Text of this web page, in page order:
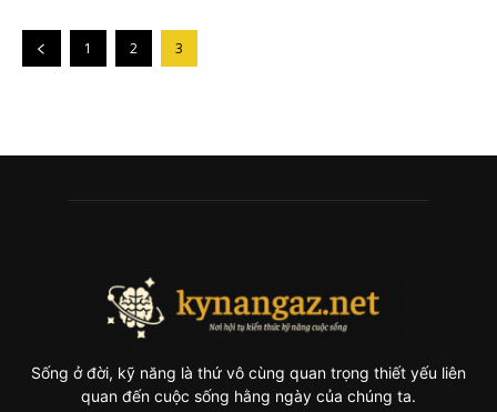
1 2 3
Sống ở đời, kỹ năng là thứ vô cùng quan trọng thiết yếu liên
quan đến cuộc sống hằng ngày của chúng ta.